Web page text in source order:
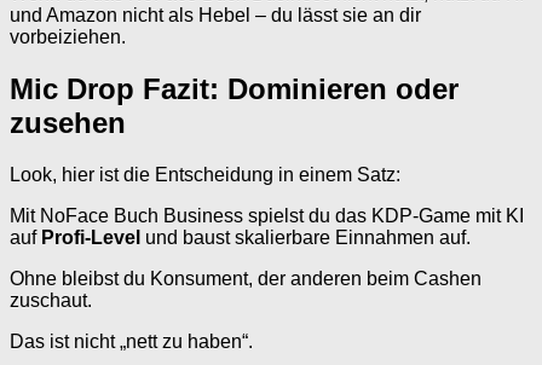
und Amazon nicht als Hebel – du lässt sie an dir
vorbeiziehen.
Mic Drop Fazit: Dominieren oder
zusehen
Look, hier ist die Entscheidung in einem Satz:
Mit NoFace Buch Business spielst du das KDP-Game mit KI
auf Profi-Level und baust skalierbare Einnahmen auf.
Ohne bleibst du Konsument, der anderen beim Cashen
zuschaut.
Das ist nicht „nett zu haben“.